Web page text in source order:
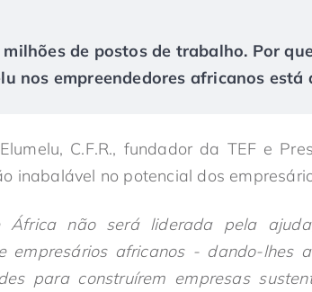
de postos de trabalho. Por
nos empreendedores africanos
C.F.R., fundador da TEF e
inabalável no potencial dos
África não será liderada pela
empresários africanos - dando-lhes
para construírem empresas